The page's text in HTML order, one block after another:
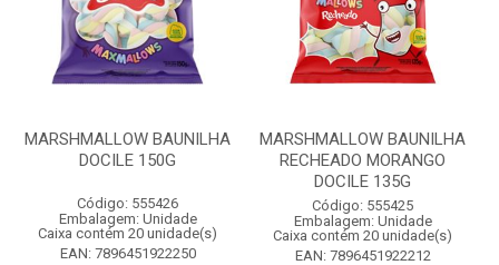
MARSHMALLOW BAUNILHA
DOCILE 150G
Código: 555426
Embalagem: Unidade
Caixa contém 20 unidade(s)
EAN: 7896451922250
MARSHMALLOW BAUNILHA
RECHEADO MORANGO
DOCILE 135G
Código: 555425
Embalagem: Unidade
Caixa contém 20 unidade(s)
EAN: 7896451922212